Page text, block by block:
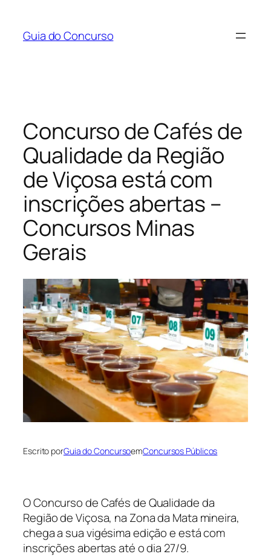
Guia do Concurso
Concurso de Cafés de
Qualidade da Região
de Viçosa está com
inscrições abertas –
Concursos Minas
Gerais
Escrito porGuia do ConcursoemConcursos Públicos
O Concurso de Cafés de Qualidade da
Região de Viçosa, na Zona da Mata mineira,
chega a sua vigésima edição e está com
inscrições abertas até o dia 27/9.